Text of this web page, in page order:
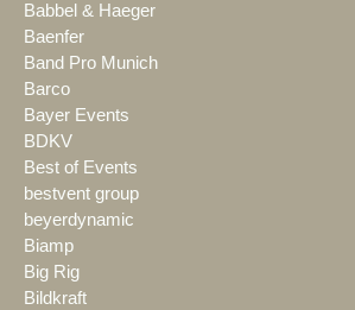
Babbel & Haeger
Baenfer
Band Pro Munich
Barco
Bayer Events
BDKV
Best of Events
bestvent group
beyerdynamic
Biamp
Big Rig
Bildkraft